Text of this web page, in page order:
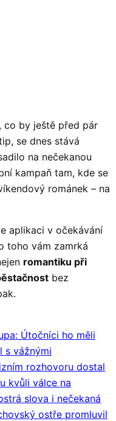
co by ještě před pár
se dnes stává
na nečekanou
kampaň tam, kde se
románek – na
aplikaci v očekávání
toho vám zamrká
romantiku při
bez
Útočníci ho měli
s vážnými
rozhovoru dostal
kvůli válce na
slova i nečekaná
ostře promluvil